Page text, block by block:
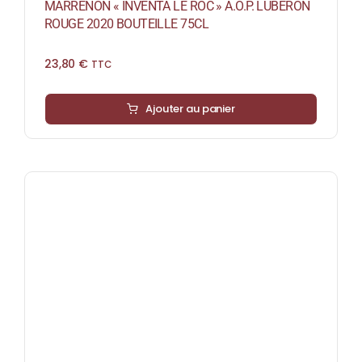
MARRENON « INVENTA LE ROC » A.O.P. LUBERON
ROUGE 2020 BOUTEILLE 75CL
23,80 € TTC
Ajouter au panier